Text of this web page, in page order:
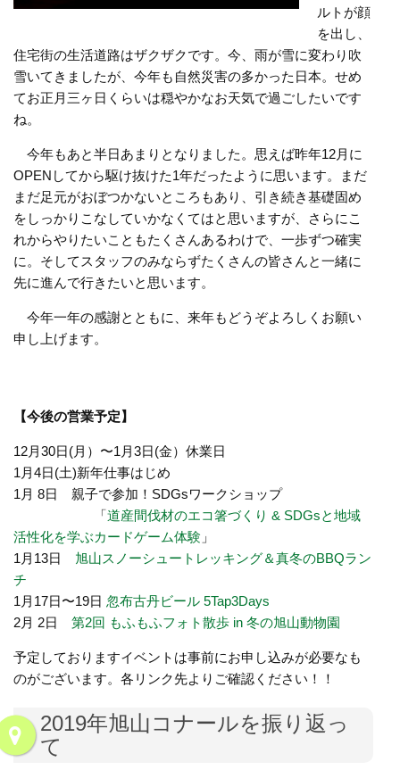
ルトが顔
を出し、
住宅街の生活道路はザクザクです。今、雨が雪に変わり吹
雪いてきましたが、今年も自然災害の多かった日本。せめ
てお正月三ヶ日くらいは穏やかなお天気で過ごしたいです
ね。
今年もあと半日あまりとなりました。思えば昨年12月に
OPENしてから駆け抜けた1年だったように思います。まだ
まだ足元がおぼつかないところもあり、引き続き基礎固め
をしっかりこなしていかなくてはと思いますが、さらにこ
れからやりたいこともたくさんあるわけで、一歩ずつ確実
に。そしてスタッフのみならずたくさんの皆さんと一緒に
先に進んで行きたいと思います。
今年一年の感謝とともに、来年もどうぞよろしくお願い
申し上げます。
【今後の営業予定】
12月30日(月）〜1月3日(金）休業日
1月4日(土)新年仕事はじめ
1月 8日 親子で参加！SDGsワークショップ
「道産間伐材のエコ箸づくり & SDGsと地域
活性化を学ぶカードゲーム体験 」
1月13日 旭山スノーシュートレッキング＆真冬のBBQラン
チ
1月17日〜19日 忽布古丹ビール 5Tap3Days
2月 2日 第2回 もふもふフォト散歩 in 冬の旭山動物園
予定しておりますイベントは事前にお申し込みが必要なも
のがございます。各リンク先よりご確認ください！！
2019年旭山コナールを振り返っ
て